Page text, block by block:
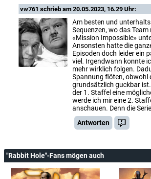
vw761 schrieb am 20.05.2023, 16.29 Uhr:
Am besten und
Sequenzen, wo das
«Mission Impossible»
Ansonsten hatte die
Episoden doch leider ein
viel. Irgendwann konnte
mehr wirklich folgen.
Spannung flöten, obwohl
grundsätzlich guckbar
der 1. Staffel eine
werde ich mir eine 2.
anschauen. Denn die
Antworten
"Rabbit Hole"-Fans mögen auch